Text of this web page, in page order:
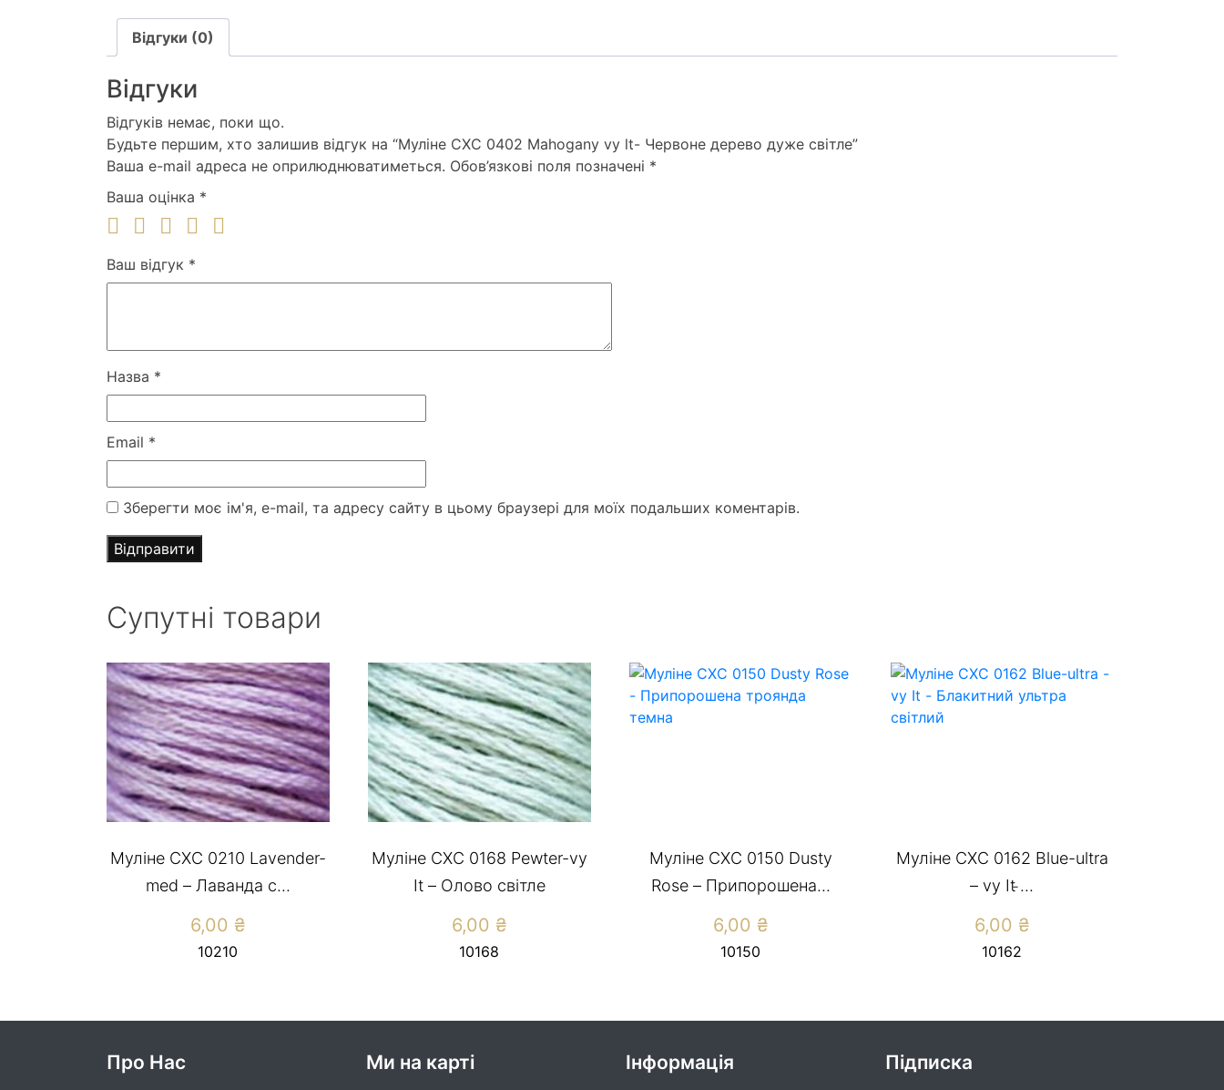
Відгуки (0)
Відгуки
Відгуків немає, поки що.
Будьте першим, хто залишив відгук на “Муліне СХС 0402 Mahogany vy lt- Червоне дерево дуже світле”
Ваша e-mail адреса не оприлюднюватиметься. Обов’язкові поля позначені *
Ваша оцінка *
Ваш відгук *
Назва *
Email *
Зберегти моє ім'я, e-mail, та адресу сайту в цьому браузері для моїх подальших коментарів.
Супутні товари
Муліне СХС 0210 Lavender-
med – Лаванда с...
6,00 ₴
10210
Муліне СХС 0168 Pewter-vy
It – Олово світле
6,00 ₴
10168
Муліне CXC 0150 Dusty
Rose – Припорошена...
6,00 ₴
10150
Муліне СХС 0162 Blue-ultra
– vy It ̵...
6,00 ₴
10162
Про Нас Ми на карті Інформація Підписка